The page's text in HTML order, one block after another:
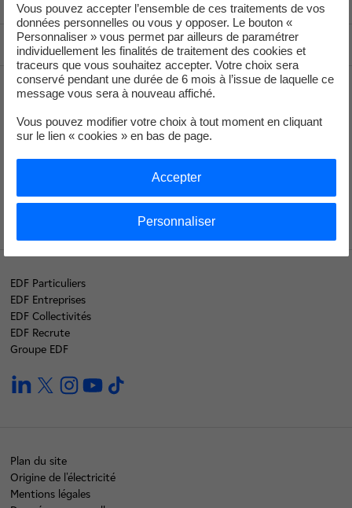
Haut de page
Collectivités
Nos labels
EDF Particuliers
EDF Entreprises
EDF Collectivités
EDF Recrute
Groupe EDF
linkedintwitterinstagramyoutube
Plan du site
Origine de l'électricité
Mentions légales
Vous pouvez accepter l’ensemble de ces traitements de vos
données personnelles ou vous y opposer. Le bouton «
Personnaliser » vous permet par ailleurs de paramétrer
individuellement les finalités de traitement des cookies et
traceurs que vous souhaitez accepter. Votre choix sera
conservé pendant une durée de 6 mois à l’issue de laquelle ce
message vous sera à nouveau affiché.
Vous pouvez modifier votre choix à tout moment en cliquant
sur le lien « cookies » en bas de page.
Personnaliser
Accepter